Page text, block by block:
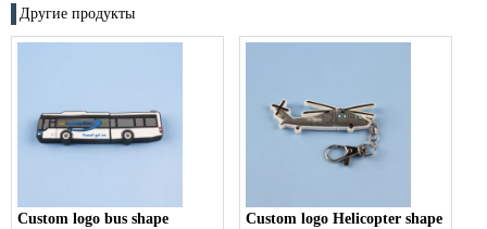
Другие продукты
Custom logo bus shape
Custom logo Helicopter shape